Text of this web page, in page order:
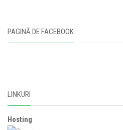
PAGINĂ DE FACEBOOK
LINKURI
Hosting